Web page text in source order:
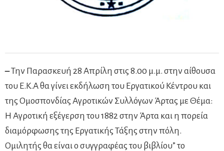
–Την Παρασκευή 28 Απρίλη στις 8.00 μ.μ. στην αίθουσα
του Ε.Κ.Α θα γίνει εκδήλωση του Εργατικού Κέντρου και
της Ομοσπονδίας Αγροτικών Συλλόγων Άρτας με Θέμα:
Η Αγροτική εξέγερση του 1882 στην Άρτα και η πορεία
διαμόρφωσης της Εργατικής Τάξης στην πόλη.
Ομιλητής θα είναι ο συγγραφέας του βιβλίου” το